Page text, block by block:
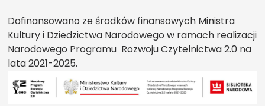
Dofinansowano ze środków finansowych Ministra
Kultury i Dziedzictwa Narodowego w ramach realizacji
Narodowego Programu Rozwoju Czytelnictwa 2.0 na
lata 2021-2025.